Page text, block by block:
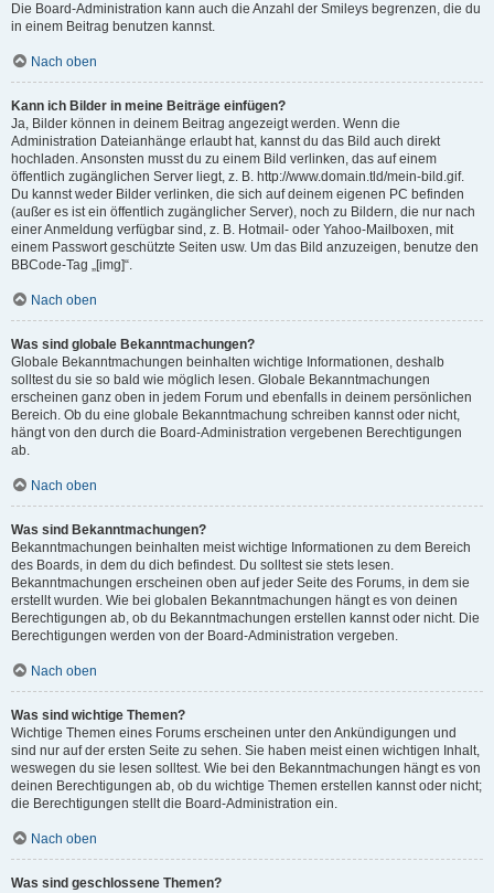
Die Board-Administration kann auch die Anzahl der Smileys begrenzen, die du
in einem Beitrag benutzen kannst.
Nach oben
Kann ich Bilder in meine Beiträge einfügen?
Ja, Bilder können in deinem Beitrag angezeigt werden. Wenn die
Administration Dateianhänge erlaubt hat, kannst du das Bild auch direkt
hochladen. Ansonsten musst du zu einem Bild verlinken, das auf einem
öffentlich zugänglichen Server liegt, z. B. http://www.domain.tld/mein-bild.gif.
Du kannst weder Bilder verlinken, die sich auf deinem eigenen PC befinden
(außer es ist ein öffentlich zugänglicher Server), noch zu Bildern, die nur nach
einer Anmeldung verfügbar sind, z. B. Hotmail- oder Yahoo-Mailboxen, mit
einem Passwort geschützte Seiten usw. Um das Bild anzuzeigen, benutze den
BBCode-Tag „[img]“.
Nach oben
Was sind globale Bekanntmachungen?
Globale Bekanntmachungen beinhalten wichtige Informationen, deshalb
solltest du sie so bald wie möglich lesen. Globale Bekanntmachungen
erscheinen ganz oben in jedem Forum und ebenfalls in deinem persönlichen
Bereich. Ob du eine globale Bekanntmachung schreiben kannst oder nicht,
hängt von den durch die Board-Administration vergebenen Berechtigungen
ab.
Nach oben
Was sind Bekanntmachungen?
Bekanntmachungen beinhalten meist wichtige Informationen zu dem Bereich
des Boards, in dem du dich befindest. Du solltest sie stets lesen.
Bekanntmachungen erscheinen oben auf jeder Seite des Forums, in dem sie
erstellt wurden. Wie bei globalen Bekanntmachungen hängt es von deinen
Berechtigungen ab, ob du Bekanntmachungen erstellen kannst oder nicht. Die
Berechtigungen werden von der Board-Administration vergeben.
Nach oben
Was sind wichtige Themen?
Wichtige Themen eines Forums erscheinen unter den Ankündigungen und
sind nur auf der ersten Seite zu sehen. Sie haben meist einen wichtigen Inhalt,
weswegen du sie lesen solltest. Wie bei den Bekanntmachungen hängt es von
deinen Berechtigungen ab, ob du wichtige Themen erstellen kannst oder nicht;
die Berechtigungen stellt die Board-Administration ein.
Nach oben
Was sind geschlossene Themen?